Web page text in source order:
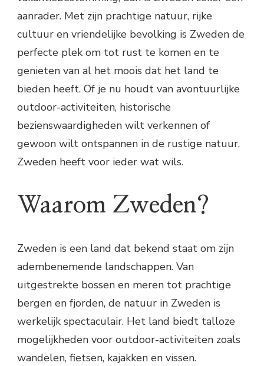
aanrader. Met zijn prachtige natuur, rijke
cultuur en vriendelijke bevolking is Zweden de
perfecte plek om tot rust te komen en te
genieten van al het moois dat het land te
bieden heeft. Of je nu houdt van avontuurlijke
outdoor-activiteiten, historische
bezienswaardigheden wilt verkennen of
gewoon wilt ontspannen in de rustige natuur,
Zweden heeft voor ieder wat wils.
Waarom Zweden?
Zweden is een land dat bekend staat om zijn
adembenemende landschappen. Van
uitgestrekte bossen en meren tot prachtige
bergen en fjorden, de natuur in Zweden is
werkelijk spectaculair. Het land biedt talloze
mogelijkheden voor outdoor-activiteiten zoals
wandelen, fietsen, kajakken en vissen.